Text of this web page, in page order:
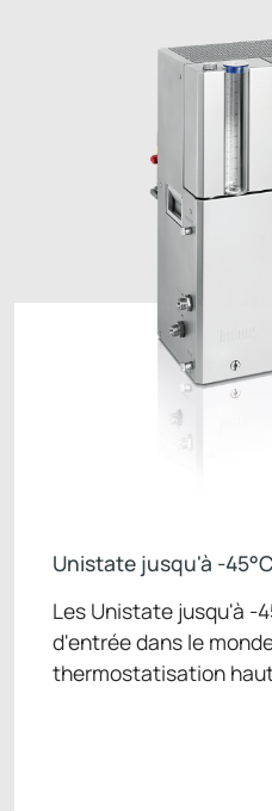
Unistate jusqu'à -45°C
Les Unistate jusqu'à -
d'entrée dans le
thermostatisation